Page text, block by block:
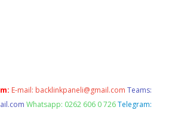
E-mail: backlinkpaneli@gmail.com Teams:
Whatsapp: 0262 606 0 726 Telegram: